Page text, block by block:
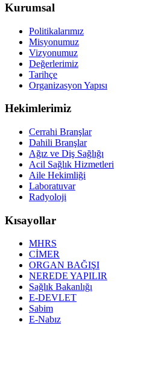
Kurumsal
Politikalarımız
Misyonumuz
Vizyonumuz
Değerlerimiz
Tarihçe
Organizasyon Yapısı
Hekimlerimiz
Cerrahi Branşlar
Dahili Branşlar
Ağız ve Diş Sağlığı
Acil Sağlık Hizmetleri
Aile Hekimliği
Laboratuvar
Radyoloji
Kısayollar
MHRS
CİMER
ORGAN BAĞIŞI
NEREDE YAPILIR
Sağlık Bakanlığı
E-DEVLET
Sabim
E-Nabız